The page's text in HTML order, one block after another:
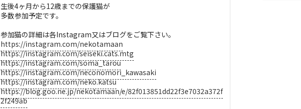
生後4ヶ月から12歳までの保護猫が
多数参加予定です。
参加猫の詳細は各Instagram又はブログをご覧下さい。
https://instagram.com/nekotamaan
https://instagram.com/seiseki.cats.mtg
https://instagram.com/soma_tarou
https://instagram.com/neconomori_kawasaki
https://instagram.com/neko.katsu
https://blog.goo.ne.jp/nekotamaan/e/82f013851dd22f3e7032a372f
2f249ab